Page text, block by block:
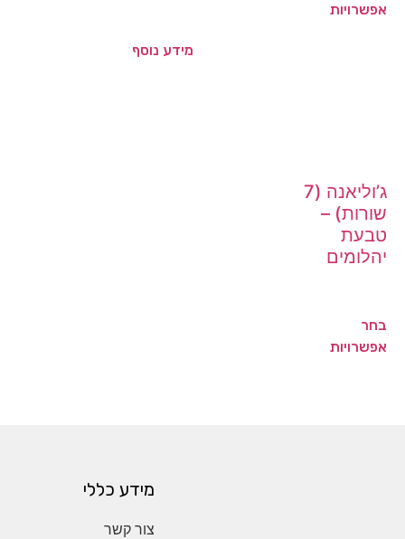
אפשרויות
מידע נוסף
ג’וליאנה (7
שורות) –
טבעת
יהלומים
בחר
אפשרויות
מידע כללי
צור קשר